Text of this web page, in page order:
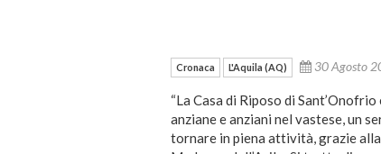
Cronaca L'Aquila (AQ) 30 Agosto
“La Casa di Riposo di
anziane e anziani nel vastese, un
tornare in piena attività, grazie